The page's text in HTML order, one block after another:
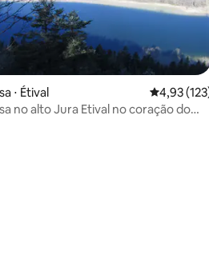
média de 5, 35 avaliações
⋅ Étival 4,93 de
4,93
no alto Jura Etival no coração do